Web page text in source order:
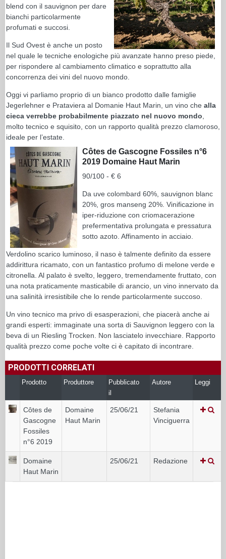
blend con il sauvignon per dare
bianchi particolarmente
profumati e succosi.
Il Sud Ovest è anche un posto
nel quale le tecniche enologiche più avanzate hanno preso piede,
per rispondere al cambiamento climatico e soprattutto alla
concorrenza dei vini del nuovo mondo.
Oggi vi parliamo proprio di un bianco prodotto dalle famiglie
Jegerlehner e Prataviera al Domanie Haut Marin, un vino che alla
cieca verrebbe probabilmente piazzato nel nuovo mondo
molto tecnico e squisito, con un rapporto qualità prezzo clamoroso,
ideale per l’estate.
Côtes de Gascogne Fossiles n°6
2019 Domaine Haut Marin
90/100 - € 6
Da uve colombard 60%, sauvignon blanc
20%, gros manseng 20%. Vinificazione in
iper-riduzione con criomacerazione
prefermentativa prolungata e pressatura
sotto azoto. Affinamento in acciaio.
Verdolino scarico luminoso, il naso è talmente definito da essere
addirittura ricamato, con un fantastico profumo di melone verde e
citronella. Al palato è svelto, leggero, tremendamente fruttato, con
una nota praticamente masticabile di arancio, un vino innervato da
una salinità irresistibile che lo rende particolarmente succoso.
Un vino tecnico ma privo di esasperazioni, che piacerà anche ai
grandi esperti: immaginate una sorta di Sauvignon leggero con la
beva di un Riesling Trocken. Non lasciatelo invecchiare. Rapporto
qualità prezzo come poche volte ci è capitato di incontrare.
PRODOTTI CORRELATI
Prodotto Produttore
Pubblicato
il
Autore Leggi
Côtes de
Gascogne
Fossiles
n°6 2019
Domaine
Haut Marin
25/06/21
Stefania
Vinciguerra
Domaine
Haut Marin
25/06/21 Redazione